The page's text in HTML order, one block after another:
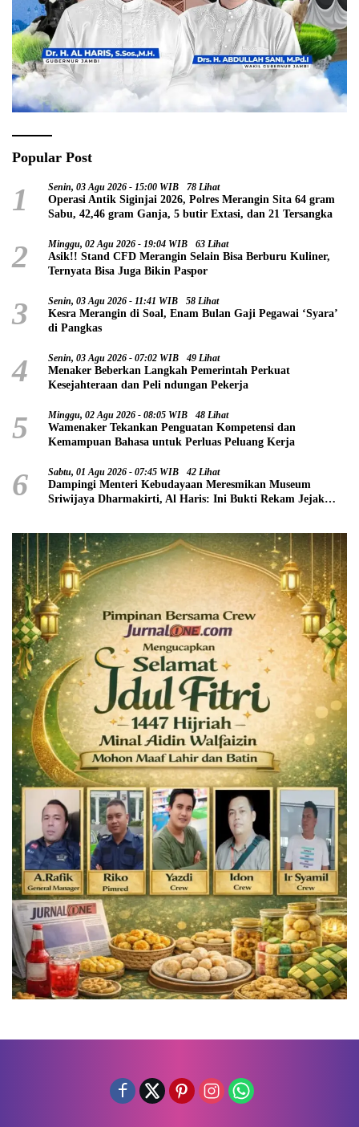
Popular Post
1 Senin, 03 Agu 2026 - 15:00 WIB 78 Lihat
Operasi Antik Siginjai 2026, Polres Merangin Sita 64 gram
Sabu, 42,46 gram Ganja, 5 butir Extasi, dan 21 Tersangka
2 Minggu, 02 Agu 2026 - 19:04 WIB 63 Lihat
Asik!! Stand CFD Merangin Selain Bisa Berburu Kuliner,
Ternyata Bisa Juga Bikin Paspor
3 Senin, 03 Agu 2026 - 11:41 WIB 58 Lihat
Kesra Merangin di Soal, Enam Bulan Gaji Pegawai ‘Syara’
di Pangkas
4 Senin, 03 Agu 2026 - 07:02 WIB 49 Lihat
Menaker Beberkan Langkah Pemerintah Perkuat
Kesejahteraan dan Peli ndungan Pekerja
5 Minggu, 02 Agu 2026 - 08:05 WIB 48 Lihat
Wamenaker Tekankan Penguatan Kompetensi dan
Kemampuan Bahasa untuk Perluas Peluang Kerja
6 Sabtu, 01 Agu 2026 - 07:45 WIB 42 Lihat
Dampingi Menteri Kebudayaan Meresmikan Museum
Sriwijaya Dharmakirti, Al Haris: Ini Bukti Rekam Jejak